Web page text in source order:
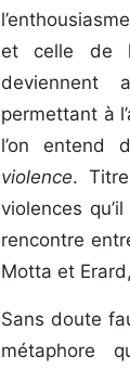
et celle de
deviennent
permettant à
l’on entend
violence.
violences
rencontre
Motta et
Sans doute
métaphore